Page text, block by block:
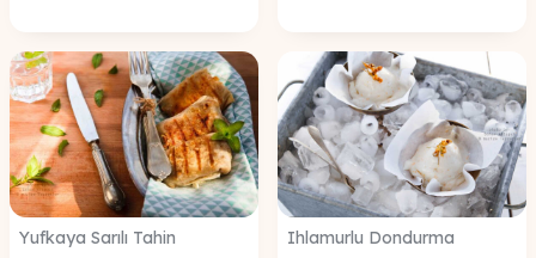
Yufkaya Sarılı Tahin Ihlamurlu Dondurma